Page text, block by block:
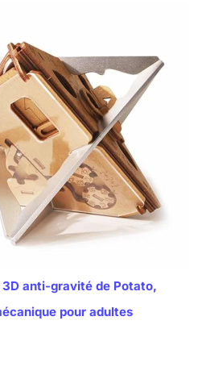
anti-gravité de Potato,
pour adultes